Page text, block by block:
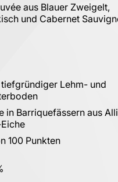
aus Blauer Zweigelt,
und Cabernet
Lehm- und
in Barriquefässern aus
100 Punkten